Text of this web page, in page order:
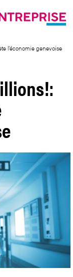
l’économie genevoise